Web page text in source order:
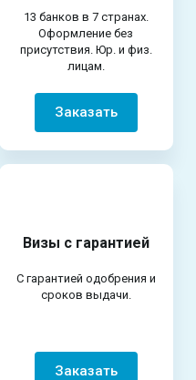
13 банков в 7 странах.
Оформление без
присутствия. Юр. и физ.
лицам.
Заказать
Визы с гарантией
С гарантией одобрения и
сроков выдачи.
Заказать